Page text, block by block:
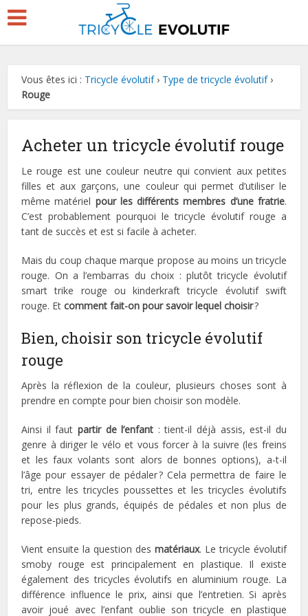
Vous êtes ici : Tricycle évolutif› Type de tricycle évolutif›
Rouge
Acheter un tricycle évolutif rouge
Le rouge est une couleur neutre qui convient aux petites
filles et aux garçons, une couleur qui permet d’utiliser le
même matériel pour les différents membres d’une fratrie.
C’est probablement pourquoi le tricycle évolutif rouge a
tant de succès et est si facile à acheter.
Mais du coup chaque marque propose au moins un tricycle
rouge. On a l’embarras du choix : plutôt tricycle évolutif
smart trike rouge ou kinderkraft tricycle évolutif swift
rouge. Etcomment fait-on pour savoir lequel choisir?
Bien, choisir son tricycle évolutif
rouge
Après la réflexion de la couleur, plusieurs choses sont à
prendre en compte pour bien choisir son modèle.
Ainsi il fautpartir de l’enfant : tient-il déjà assis, est-il du
genre à diriger le vélo et vous forcer à la suivre (les freins
et les faux volants sont alors de bonnes options), a-t-il
l’âge pour essayer de pédaler ? Cela permettra de faire le
tri, entre les tricycles poussettes et les tricycles évolutifs
pour les plus grands, équipés de pédales et non plus de
repose-pieds.
Vient ensuite la question des matériaux. Le tricycle évolutif
smoby rouge est principalement en plastique. Il existe
également des tricycles évolutifs en aluminium rouge. La
différence influence le prix, ainsi que l’entretien. Si après
avoir joué avec l’enfant oublie son tricycle en plastique